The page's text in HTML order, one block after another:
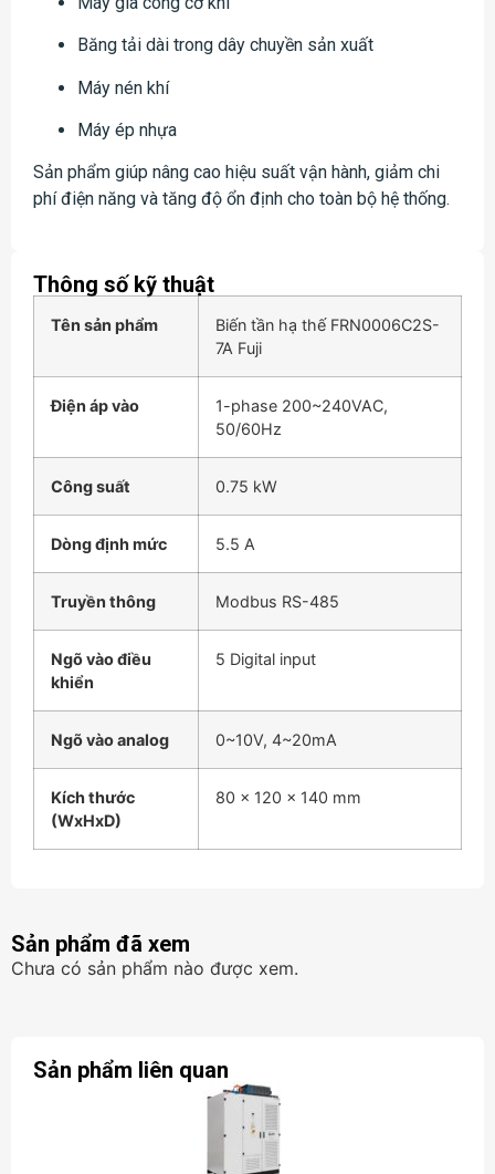
Băng tải dài trong dây chuyền sản xuất
Máy nén khí
Máy ép nhựa
Sản phẩm giúp nâng cao hiệu suất vận hành, giảm chi
phí điện năng và tăng độ ổn định cho toàn bộ hệ thống.
Thông số kỹ thuật
Tên sản phẩm
Biến tần hạ thế FRN0006C2S-
7A Fuji
Điện áp vào
1-phase 200~240VAC,
50/60Hz
Công suất 0.75 kW
Dòng định mức 5.5 A
Truyền thông Modbus RS-485
Ngõ vào điều
khiển
5 Digital input
Ngõ vào analog 0~10V, 4~20mA
Kích thước
(WxHxD)
80 x 120 x 140 mm
Sản phẩm đã xem
Chưa có sản phẩm nào được xem.
Sản phẩm liên quan